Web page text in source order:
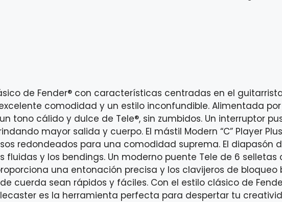
de Fender® con características centradas en el
comodidad y un estilo inconfundible. Alimentada
tono cálido y dulce de Tele®, sin zumbidos. Un interruptor
mayor salida y cuerpo. El mástil Modern “C” Player
redondeados para una comodidad suprema. El diapasón
fluidas y los bendings. Un moderno puente Tele de 6
una entonación precisa y los clavijeros de
cuerda sean rápidos y fáciles. Con el estilo clásico de
es la herramienta perfecta para despertar tu